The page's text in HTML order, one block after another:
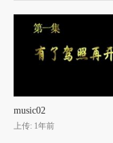
music02
上传: 1年前